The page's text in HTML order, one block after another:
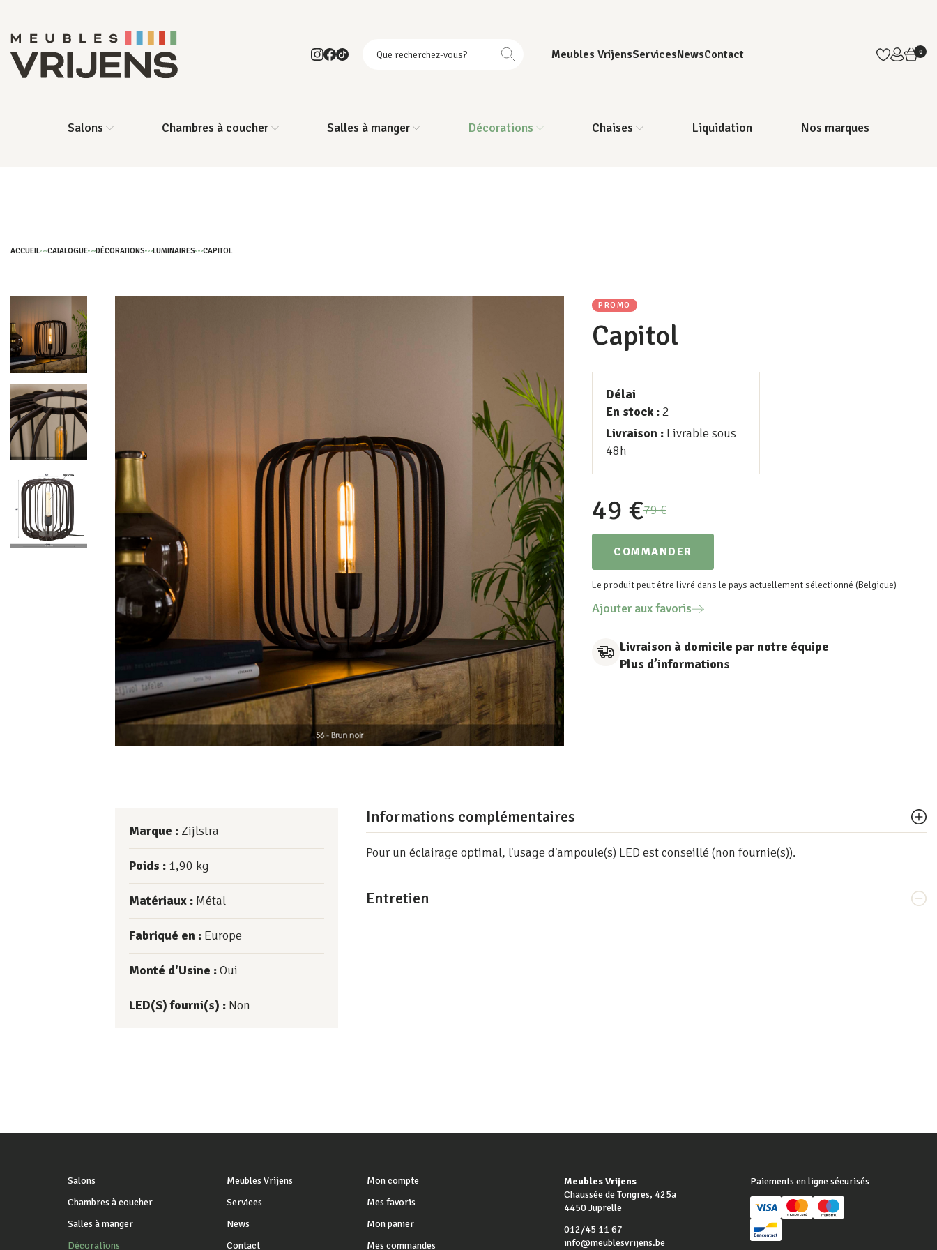
Meubles VrijensServicesNewsContact 0
Salons Chambres à coucher Salles à manger Décorations Chaises Liquidation Nos marques
ACCUEIL CATALOGUE DÉCORATIONS LUMINAIRES CAPITOL
PROMO
Capitol
Délai
En stock :2
Livraison : Livrable sous
48h
49 €79€
COMMANDER
Le produit peut être livré dans le pays actuellement sélectionné (Belgique)
Ajouter aux favoris
Livraison à domicile par notre équipe
Plus d’informations
Marque : Zijlstra
Poids : 1,90 kg
Matériaux : Métal
Fabriqué en : Europe
Monté d'Usine :Oui
LED(S) fourni(s) : Non
Informations complémentaires
Pour un éclairage optimal, l'usage d'ampoule(s) LED est conseillé (non fournie(s)).
Entretien
Salons
Chambres à coucher
Salles à manger
Décorations
Meubles Vrijens
Services
News
Contact
Mon compte
Mes favoris
Mon panier
Mes commandes
Meubles Vrijens
Chaussée de Tongres, 425a
4450 Juprelle
012/45 11 67
info@meublesvrijens.be
Paiements en ligne sécurisés